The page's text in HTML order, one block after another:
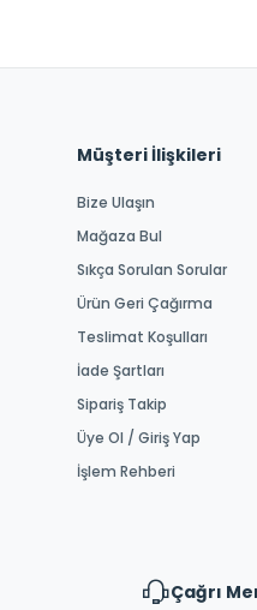
Müşteri İlişkileri
Bize Ulaşın
Mağaza Bul
Sıkça Sorulan Sorular
Ürün Geri Çağırma
Teslimat Koşulları
İade Şartları
Sipariş Takip
Üye Ol / Giriş Yap
İşlem Rehberi
Çağrı